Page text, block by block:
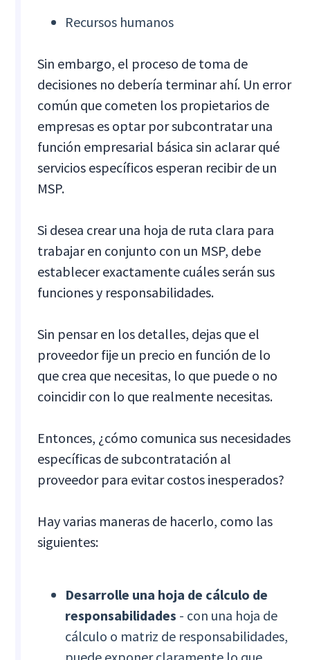
Recursos humanos
Sin embargo, el proceso de toma de
decisiones no debería terminar ahí. Un error
común que cometen los propietarios de
empresas es optar por subcontratar una
función empresarial básica sin aclarar qué
servicios específicos esperan recibir de un
MSP.
Si desea crear una hoja de ruta clara para
trabajar en conjunto con un MSP, debe
establecer exactamente cuáles serán sus
funciones y responsabilidades.
Sin pensar en los detalles, dejas que el
proveedor fije un precio en función de lo
que crea que necesitas, lo que puede o no
coincidir con lo que realmente necesitas.
Entonces, ¿cómo comunica sus necesidades
específicas de subcontratación al
proveedor para evitar costos inesperados?
Hay varias maneras de hacerlo, como las
siguientes:
Desarrolle una hoja de cálculo de
responsabilidades - con una hoja de
cálculo o matriz de responsabilidades,